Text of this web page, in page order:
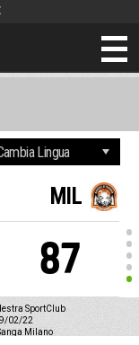
MIL
87
SportClub
02/22
Milano